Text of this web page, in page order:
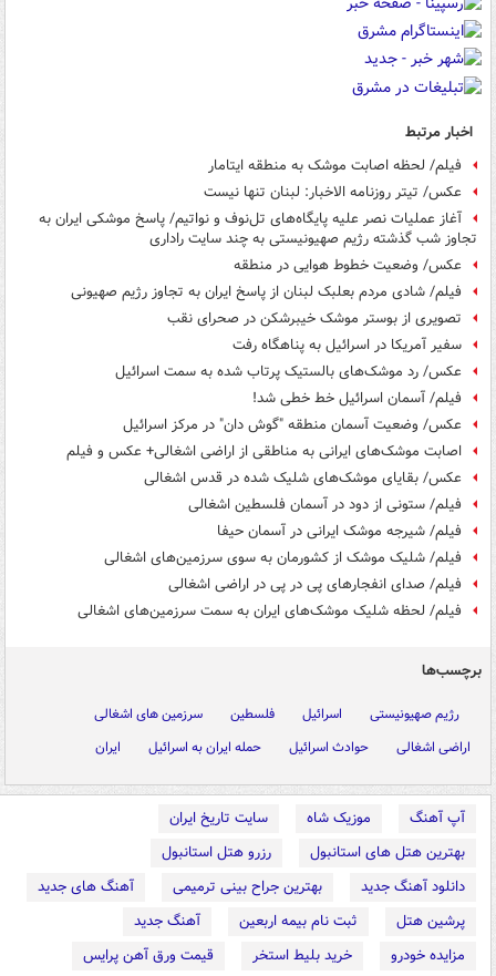
اخبار مرتبط
فیلم/ لحظه اصابت موشک به منطقه ایتامار
عکس/ تیتر روزنامه الاخبار: لبنان تنها نیست
آغاز عملیات نصر علیه پایگاه‌های تل‌نوف و نواتیم/ پاسخ موشکی ایران به
تجاوز شب گذشته رژیم صهیونیستی به چند سایت راداری
عکس/ وضعیت خطوط هوایی در منطقه
فیلم/ شادی مردم بعلبک لبنان از پاسخ ایران به تجاوز رژیم‌ صهیونی
تصویری از بوستر موشک خیبرشکن در صحرای نقب
سفیر آمریکا در اسرائیل به پناهگاه رفت
عکس/ رد موشک‌های بالستیک پرتاب شده به سمت اسرائیل
فیلم/ آسمان اسرائیل خط خطی شد!
عکس/ وضعیت آسمان منطقه "گوش دان" در مرکز اسرائیل
اصابت موشک‌های ایرانی به مناطقی از اراضی اشغالی+ عکس و فیلم
عکس/ بقایای موشک‌های شلیک شده در قدس اشغالی
فیلم/ ستونی از دود در آسمان فلسطین اشغالی
فیلم/ شیرجه موشک ایرانی در آسمان حیفا
فیلم/ شلیک موشک از کشورمان به سوی سرزمین‌های اشغالی
فیلم/ صدای انفجارهای پی در پی در اراضی اشغالی
فیلم/ لحظه شلیک موشک‌های ایران به سمت سرزمین‌های اشغالی
برچسب‌ها
رژیم صهیونیستی اسرائیل فلسطین
سرزمین های اشغالی
اراضی اشغالی
حوادث اسرائیل حمله ایران به اسرائیل ایران
آپ آهنگ موزیک شاه
سایت تاریخ ایران
بهترین هتل های استانبول
رزرو هتل استانبول
دانلود آهنگ جدید
بهترین جراح بینی ترمیمی
آهنگ های جدید
پرشین هتل
ثبت نام بیمه اربعین
آهنگ جدید
مزایده خودرو
خرید بلیط استخر
قیمت ورق آهن پرایس